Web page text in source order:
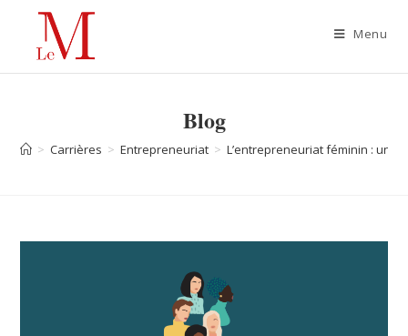
Menu
Blog
> Carrières > Entrepreneuriat > L’entrepreneuriat féminin : une